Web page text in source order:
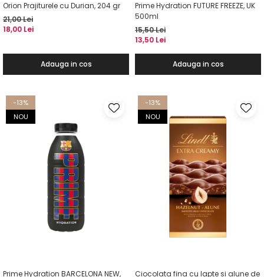
Orion Prajiturele cu Durian, 204 gr
21,00 Lei
18,00 Lei
Adauga in cos
Prime Hydration FUTURE FREEZE, UK
500ml
15,50 Lei
13,50 Lei
Adauga in cos
-13%
NOU
Prime Hydration BARCELONA NEW,
-13%
NOU
Ciocolata fina cu lapte si alune de